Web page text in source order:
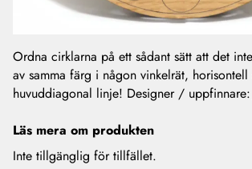
Ordna cirklarna på ett sådant sätt att det
av samma färg i någon vinkelrät,
huvuddiagonal linje! Designer / uppfinnare:
Läs mera om produkten
Inte tillgänglig för tillfället.